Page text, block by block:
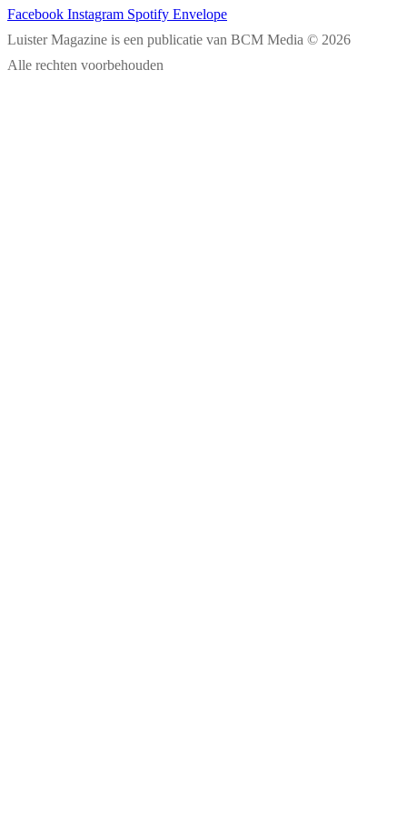
Facebook Instagram Spotify Envelope
Luister Magazine is een publicatie van BCM Media © 2026
Alle rechten voorbehouden